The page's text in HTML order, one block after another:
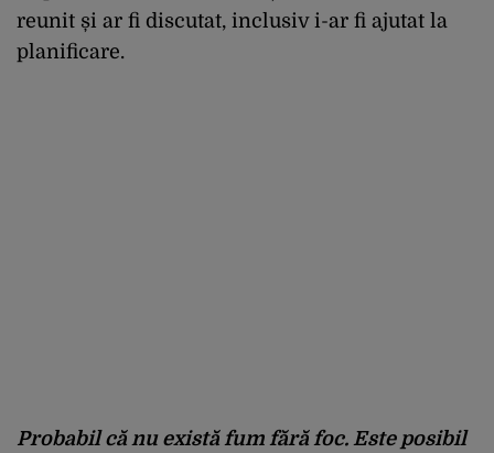
reunit și ar fi discutat, inclusiv i-ar fi ajutat la
planificare.
Probabil că nu există fum fără foc. Este posibil